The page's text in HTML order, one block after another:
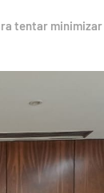
tentar